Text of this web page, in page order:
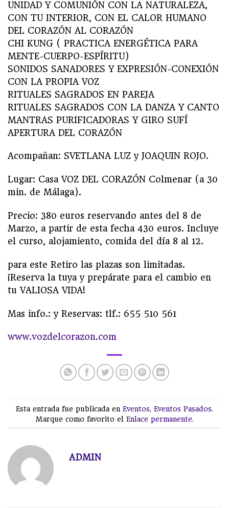
UNIDAD Y COMUNIÓN CON LA NATURALEZA,
CON TU INTERIOR, CON EL CALOR HUMANO
DEL CORAZÓN AL CORAZÓN
CHI KUNG ( PRACTICA ENERGÉTICA PARA
MENTE-CUERPO-ESPÍRITU)
SONIDOS SANADORES Y EXPRESIÓN-CONEXIÓN
CON LA PROPIA VOZ
RITUALES SAGRADOS EN PAREJA
RITUALES SAGRADOS CON LA DANZA Y CANTO
MANTRAS PURIFICADORAS Y GIRO SUFÍ
APERTURA DEL CORAZÓN
Acompañan: SVETLANA LUZ y JOAQUIN ROJO.
Lugar: Casa VOZ DEL CORAZÓN Colmenar (a 30
min. de Málaga).
Precio: 380 euros reservando antes del 8 de
Marzo, a partir de esta fecha 430 euros. Incluye
el curso, alojamiento, comida del día 8 al 12.
para este Retiro las plazas son limitadas.
¡Reserva la tuya y prepárate para el cambio en
tu VALIOSA VIDA!
Mas info.: y Reservas: tlf.: 655 510 561
www.vozdelcorazon.com
Esta entrada fue publicada en Eventos, Eventos Pasados.
Marque como favorito el Enlace permanente.
ADMIN